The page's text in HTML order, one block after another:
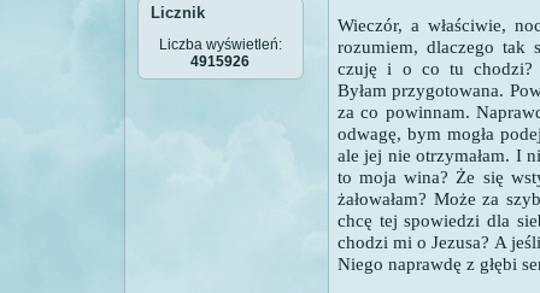
Licznik
Liczba wyświetleń:
4915926
Wieczór, a właściwie,
rozumiem, dlaczego tak
czuję i o co tu chodzi?
Byłam przygotowana.
za co powinnam.
odwagę, bym mogła
ale jej nie otrzymałam. I
to moja wina? Że się
żałowałam? Może za
chcę tej spowiedzi dla
chodzi mi o Jezusa? A
Niego naprawdę z głębi